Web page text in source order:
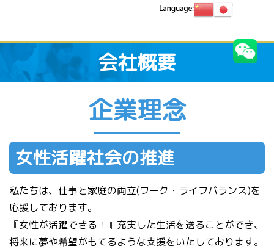
会社概要
企業理念
女性活躍社会の推進
私たちは、仕事と家庭の両立(ワーク・ライフバランス)を
応援しております。
『女性が活躍できる！』充実した生活を送ることができ、
将来に夢や希望がもてるような支援をいたしております。